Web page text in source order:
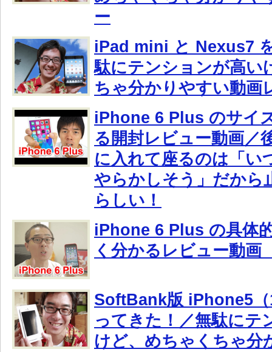
ー
iPad mini と Nexus7
駄にテンションが高い
ちゃ分かりやすい動画
iPhone 6 Plus のサイ
る開封レビュー動画／
に入れて座るのは「い
やらかしそう」だから
らしい！
iPhone 6 Plus の具体
く分かるレビュー動画
SoftBank版 iPhone5
ってきた！／無駄にテ
けど、めちゃくちゃ分